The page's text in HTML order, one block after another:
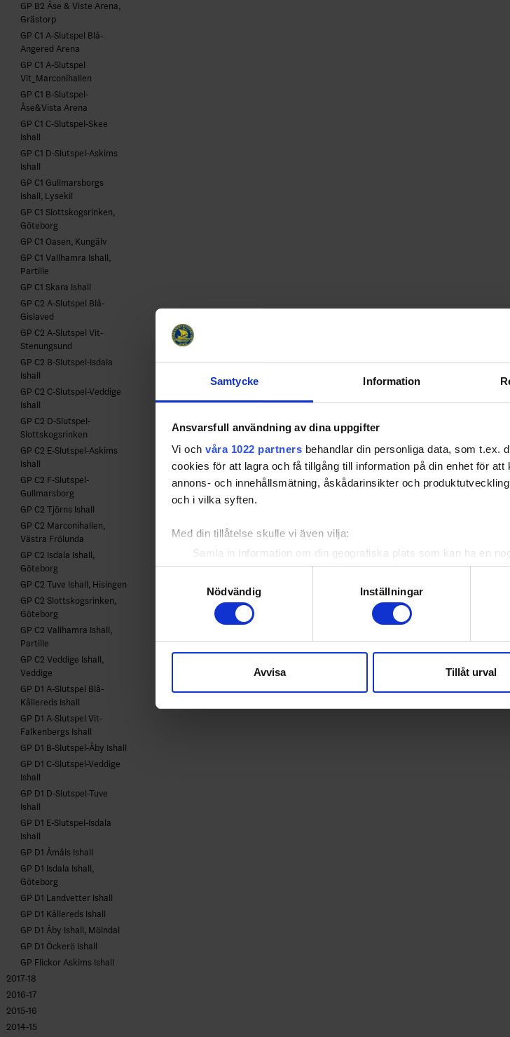
Samtycke Information
Ansvarsfull användning av dina uppgifter
Vi och våra 1022 partners behandlar din personliga data, som t.ex.
cookies för att lagra och få tillgång till information på din enhet för
annons- och innehållsmätning, åskådarinsikter och
och i vilka syften.
Med din tillåtelse skulle vi även vilja:
Samla in information om din geografiska plats som kan ha en
Identifiera din enhet genom att aktivt skanna den för specifika
Ta reda på mer om hur dina personliga uppgifter behandlas och ställ
eller dra tillbaka ditt samtycke när som helst från cookie-förklaringen.
Vi använder enhetsidentifierare för att anpassa innehållet och
sociala medier och analysera vår trafik. Vi vidarebefordrar även
till de sociala medier och annons- och analysföretag som vi
med annan information som du har tillhandahållit eller som de har
Nödvändig
Inställningar
Avvisa Tillåt urval
GP B2 Åse & Viste Arena,
Grästorp
GP C1 A-Slutspel Blå-
Angered Arena
GP C1 A-Slutspel
Vit_Marconihallen
GP C1 B-Slutspel-
Åse&Vista Arena
GP C1 C-Slutspel-Skee
Ishall
GP C1 D-Slutspel-Askims
Ishall
GP C1 Gullmarsborgs
Ishall, Lysekil
GP C1 Slottskogsrinken,
Göteborg
GP C1 Oasen, Kungälv
GP C1 Vallhamra Ishall,
Partille
GP C1 Skara Ishall
GP C2 A-Slutspel Blå-
Gislaved
GP C2 A-Slutspel Vit-
Stenungsund
GP C2 B-Slutspel-Isdala
Ishall
GP C2 C-Slutspel-Veddige
Ishall
GP C2 D-Slutspel-
Slottskogsrinken
GP C2 E-Slutspel-Askims
Ishall
GP C2 F-Slutspel-
Gullmarsborg
GP C2 Tjörns Ishall
GP C2 Marconihallen,
Västra Frölunda
GP C2 Isdala Ishall,
Göteborg
GP C2 Tuve Ishall, Hisingen
GP C2 Slottskogsrinken,
Göteborg
GP C2 Vallhamra Ishall,
Partille
GP C2 Veddige Ishall,
Veddige
GP D1 A-Slutspel Blå-
Kållereds Ishall
GP D1 A-Slutspel Vit-
Falkenbergs Ishall
GP D1 B-Slutspel-Åby Ishall
GP D1 C-Slutspel-Veddige
Ishall
GP D1 D-Slutspel-Tuve
Ishall
GP D1 E-Slutspel-Isdala
Ishall
GP D1 Åmåls Ishall
GP D1 Isdala Ishall,
Göteborg
GP D1 Landvetter Ishall
GP D1 Kållereds Ishall
GP D1 Åby Ishall, Mölndal
GP D1 Öckerö Ishall
GP Flickor Askims Ishall
2017-18
2016-17
2015-16
2014-15